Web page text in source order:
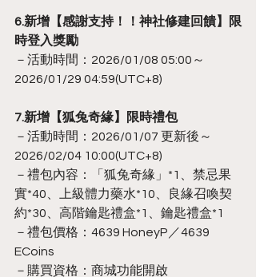
6.新增【感謝支持！！神社修建回饋】限
時登入獎勵
－活動時間：2026/01/08 05:00～
2026/01/29 04:59(UTC+8)
7.新增【狐兔奇緣】限時禮包
－活動時間：2026/01/07 更新後～
2026/02/04 10:00(UTC+8)
－禮包內容：「狐兔奇緣」*1、禁忌果
實*40、上級體力藥水*10、良緣召喚契
約*30、高階鑰匙禮盒*1、鑰匙禮盒*1
－禮包價格：4639 HoneyP／4639
ECoins
－購買資格：商城功能開啟